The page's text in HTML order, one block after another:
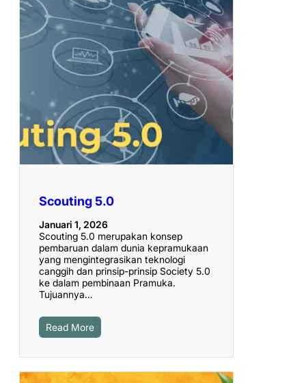
Scouting 5.0
Januari 1, 2026
Scouting 5.0 merupakan konsep
pembaruan dalam dunia kepramukaan
yang mengintegrasikan teknologi
canggih dan prinsip-prinsip Society 5.0
ke dalam pembinaan Pramuka.
Tujuannya…
Read More